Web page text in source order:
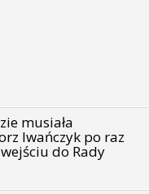
musiała
Iwańczyk po raz
do Rady